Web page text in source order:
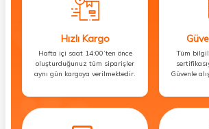
Hızlı Kargo
Hafta içi saat 14:00’ten önce
oluşturduğunuz tüm siparişler
aynı gün kargoya verilmektedir.
Tüm
Güvenle